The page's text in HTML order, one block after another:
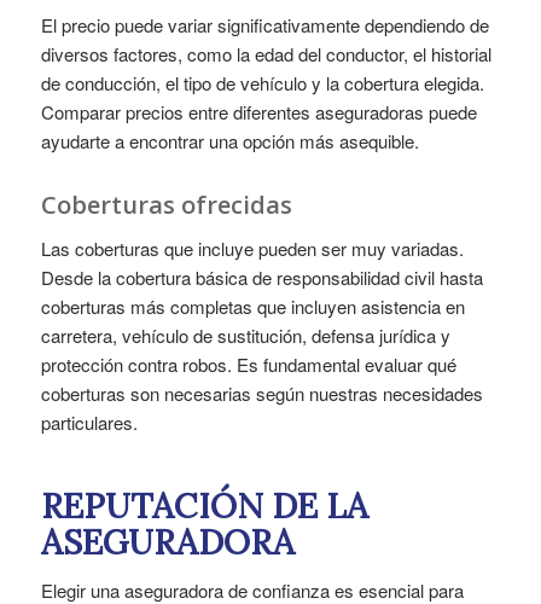
El precio puede variar significativamente dependiendo de
diversos factores, como la edad del conductor, el historial
de conducción, el tipo de vehículo y la cobertura elegida.
Comparar precios entre diferentes aseguradoras puede
ayudarte a encontrar una opción más asequible.
Coberturas ofrecidas
Las coberturas que incluye pueden ser muy variadas.
Desde la cobertura básica de responsabilidad civil hasta
coberturas más completas que incluyen asistencia en
carretera, vehículo de sustitución, defensa jurídica y
protección contra robos. Es fundamental evaluar qué
coberturas son necesarias según nuestras necesidades
particulares.
REPUTACIÓN DE LA
ASEGURADORA
Elegir una aseguradora de confianza es esencial para